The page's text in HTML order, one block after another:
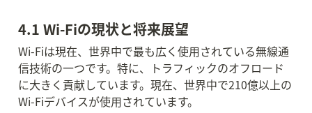
4.1 Wi-Fiの現状と将来展望
Wi-Fiは現在、世界中で最も広く使用されている無線通
信技術の一つです。特に、トラフィックのオフロード
に大きく貢献しています。現在、世界中で210億以上の
Wi-Fiデバイスが使用されています。